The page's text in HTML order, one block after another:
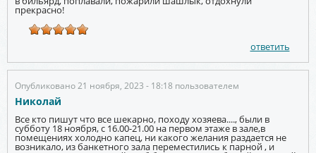
прекрасно!
ответить
Опубликовано 21 ноября, 2023 - 18:18 пользователем
Николай
Все кто пишут что все шекарно, походу хозяева...., были в
субботу 18 ноября, с 16.00-21.00 на первом этаже в зале,в
помещениях холодно капец, ни какого желания раздается не
возникало, из банкетного зала переместились к парной , и